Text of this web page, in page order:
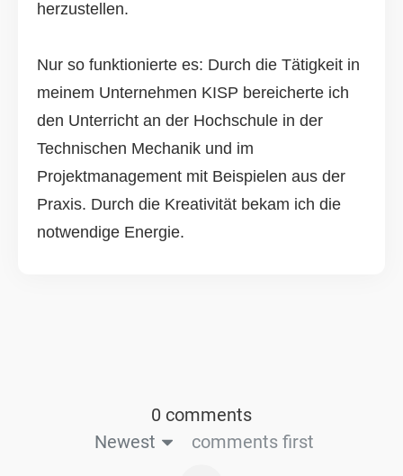
herzustellen.
Nur so funktionierte es: Durch die Tätigkeit in
meinem Unternehmen KISP bereicherte ich
den Unterricht an der Hochschule in der
Technischen Mechanik und im
Projektmanagement mit Beispielen aus der
Praxis. Durch die Kreativität bekam ich die
notwendige Energie.
0 comments
Newest
comments first